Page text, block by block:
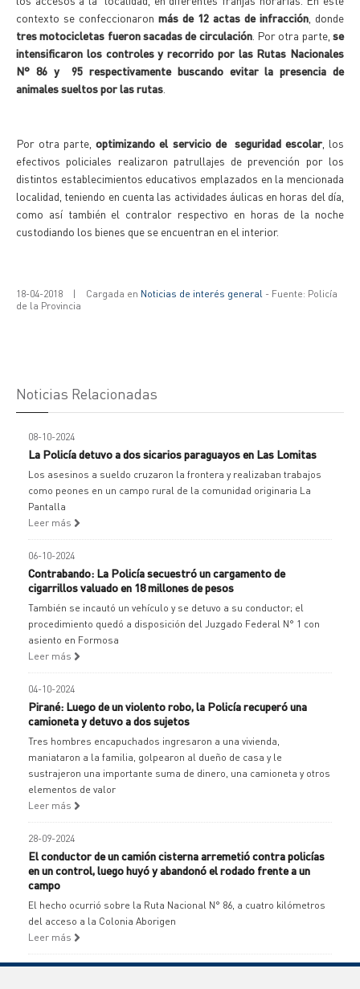
contexto se confeccionaron más de 12 actas de infracción , donde
tres motocicletas fueron sacadas de circulación. Por otra parte,se
intensificaron los controles y recorrido por las Rutas Nacionales
N° 86 y 95 respectivamente buscando evitar la presencia de
animales sueltos por las rutas
Por otra parte,optimizando el servicio de seguridad escolar, los
efectivos policiales realizaron patrullajes de prevención por los
distintos establecimientos educativos emplazados en la mencionada
localidad, teniendo en cuenta las actividades áulicas en horas del día,
como así también el contralor respectivo en horas de la noche
custodiando los bienes que se encuentran en el interior.
18-04-2018 | Cargada en Noticias de interés general - Fuente: Policía
de la Provincia
Noticias Relacionadas
08-10-2024
La Policía detuvo a dos sicarios paraguayos en Las Lomitas
Los asesinos a sueldo cruzaron la frontera y realizaban trabajos
como peones en un campo rural de la comunidad originaria La
Pantalla
Leer más
06-10-2024
Contrabando: La Policía secuestró un cargamento de
cigarrillos valuado en 18 millones de pesos
También se incautó un vehículo y se detuvo a su conductor; el
procedimiento quedó a disposición del Juzgado Federal N° 1 con
asiento en Formosa
Leer más
04-10-2024
Pirané: Luego de un violento robo, la Policía recuperó una
camioneta y detuvo a dos sujetos
Tres hombres encapuchados ingresaron a una vivienda,
maniataron a la familia, golpearon al dueño de casa y le
sustrajeron una importante suma de dinero, una camioneta y otros
elementos de valor
Leer más
28-09-2024
El conductor de un camión cisterna arremetió contra policías
en un control, luego huyó y abandonó el rodado frente a un
campo
El hecho ocurrió sobre la Ruta Nacional N° 86, a cuatro kilómetros
del acceso a la Colonia Aborigen
Leer más